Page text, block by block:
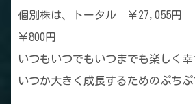
個別株は、トータル ￥27,055円
￥800円
いつもいつでもいつまでも楽しく幸
いつか大きく成長するためのぷち